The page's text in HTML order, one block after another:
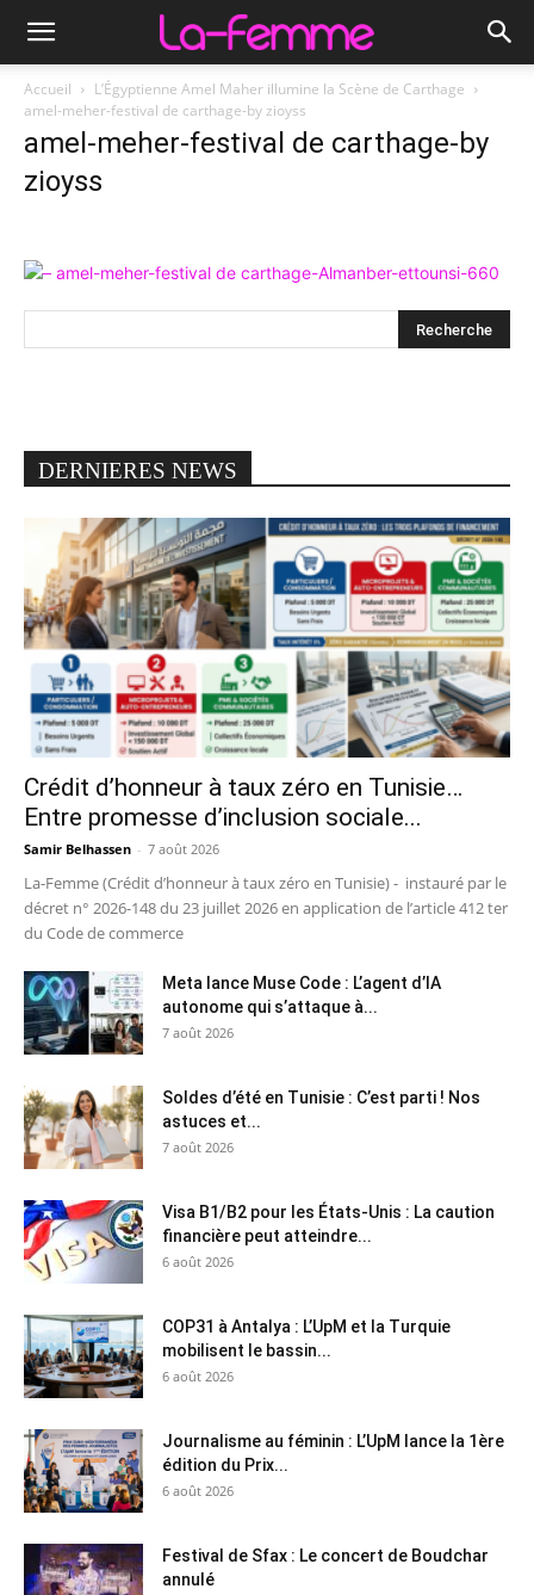
Accueil
L’Égyptienne Amel Maher illumine la Scène de Carthage
amel-meher-festival de carthage-by zioyss
amel-meher-festival de carthage-by
zioyss
DERNIERES NEWS
Crédit d’honneur à taux zéro en Tunisie…
Entre promesse d’inclusion sociale...
Samir Belhassen - 7 août 2026
La-Femme (Crédit d’honneur à taux zéro en Tunisie) - instauré par le
décret n° 2026-148 du 23 juillet 2026 en application de l’article 412 ter
du Code de commerce
Meta lance Muse Code : L’agent d’IA
autonome qui s’attaque à...
7 août 2026
Soldes d’été en Tunisie : C’est parti ! Nos
astuces et...
7 août 2026
Visa B1/B2 pour les États-Unis : La caution
financière peut atteindre...
6 août 2026
COP31 à Antalya : L’UpM et la Turquie
mobilisent le bassin...
6 août 2026
Journalisme au féminin : L’UpM lance la 1ère
édition du Prix...
6 août 2026
Festival de Sfax : Le concert de Boudchar
annulé